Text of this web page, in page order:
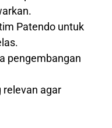
Patendo untuk
pengembangan
relevan agar